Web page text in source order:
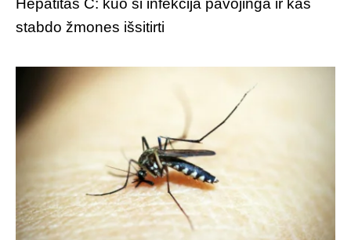
Hepatitas C: kuo ši infekcija pavojinga ir kas
stabdo žmones išsitirti